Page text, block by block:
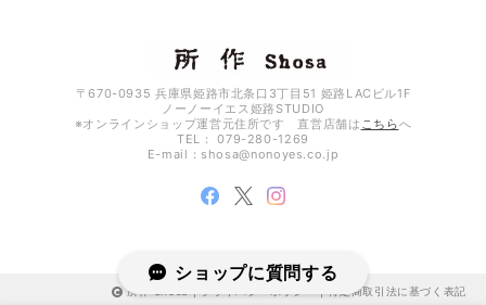
Aurora ショートウォレット2.0 ブラック×オーロラ
ブラック（表）×オーロラ箔（裏）
2026/04/19
彼女へのプレゼントに購入しました。まず、表面の上質なブラックレザーの
みにされました。 ​オプションの刻印も非常に丁寧な仕上がりで、オリジナル
感がしっかり出るのでギフトには絶対におすすめです。ラッピングも黒を基
調としたハイセンスなもので、商品を魅力的に引き立ててくれました。手渡
〒670-0935 兵庫県姫路市北条口3丁目51 姫路LACビル1F
ノーノーイエス姫路STUDIO
※オンラインショップ運営元住所です 直営店舗は こちらへ
TEL： 079-280-1269
E-mail： shosa@nonoyes.co.jp
所作 Shosa | 特定商取引法に基づく表記
ショップに質問する